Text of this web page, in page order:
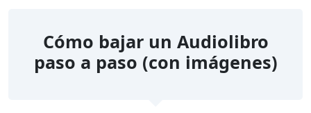
Cómo bajar un Audiolibro
paso a paso (con imágenes)